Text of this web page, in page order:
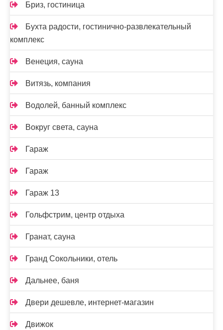
Бриз, гостиница
Бухта радости, гостинично-развлекательный
комплекс
Венеция, сауна
Витязь, компания
Водолей, банный комплекс
Вокруг света, сауна
Гараж
Гараж
Гараж 13
Гольфстрим, центр отдыха
Гранат, сауна
Гранд Сокольники, отель
Дальнее, баня
Двери дешевле, интернет-магазин
Движок